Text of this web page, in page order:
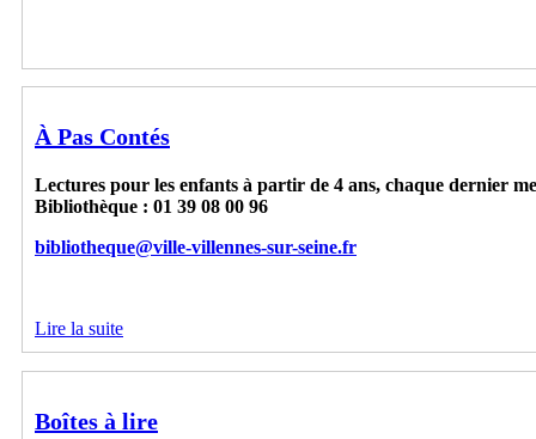
À Pas Contés
Lectures pour les enfants à partir de 4 ans, chaque dernier
Bibliothèque : 01 39 08 00 96
bibliotheque@ville-villennes-sur-seine.fr
Lire la suite
Boîtes à lire